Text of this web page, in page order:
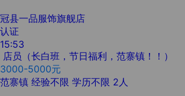
冠县一品服饰旗舰店
认证
15:53
店员（长白班，节日福利，范寨镇！！）
3000-5000元
范寨镇 经验不限 学历不限 2人